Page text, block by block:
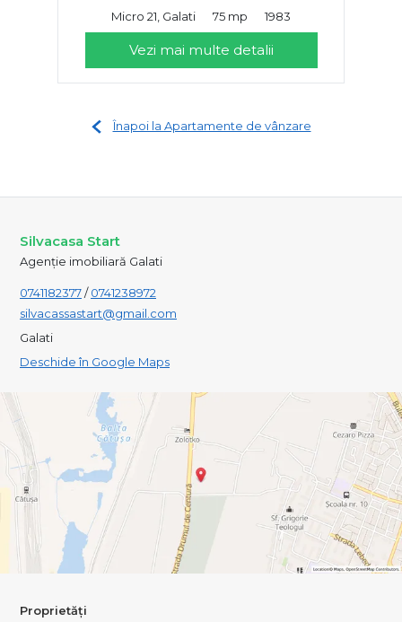
Micro 21, Galati
75 mp 1983
Vezi mai multe detalii
Înapoi la Apartamente de vânzare
Silvacasa Start
Agenție imobiliară Galati
0741182377/0741238972
silvacassastart@gmail.com
Galati
Deschide în Google Maps
Proprietăți